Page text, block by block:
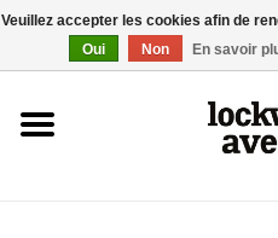
ACCUEIL
Veuillez accepter les cookies afin de
Oui
Non En savoir